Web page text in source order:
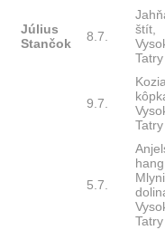
Július
Stančok
8.7.
štít,
Tatry
9.7.
Kozia
Tatry
5.7.
hang,
Tatry